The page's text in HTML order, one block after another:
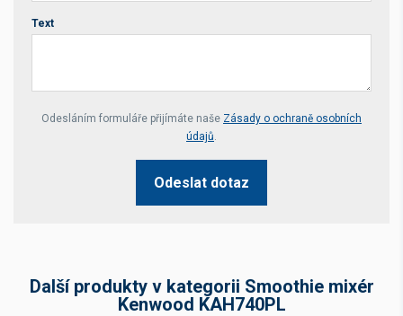
Text
Your website *
Odesláním formuláře přijímáte naše Zásady o ochraně osobních
údajů.
Odeslat dotaz
Další produkty v kategorii Smoothie mixér
Kenwood KAH740PL